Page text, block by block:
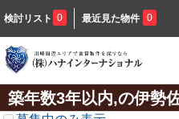
検討リスト 0 最近見た物件 0
築年数3年以内,の伊勢